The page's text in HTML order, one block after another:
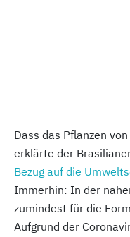
Dass das Pflanzen
erklärte der
Bezug auf die
Immerhin: In der
zumindest für die
Aufgrund der